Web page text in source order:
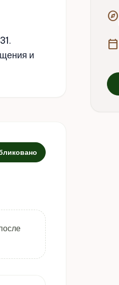
и
explore
calendar_today